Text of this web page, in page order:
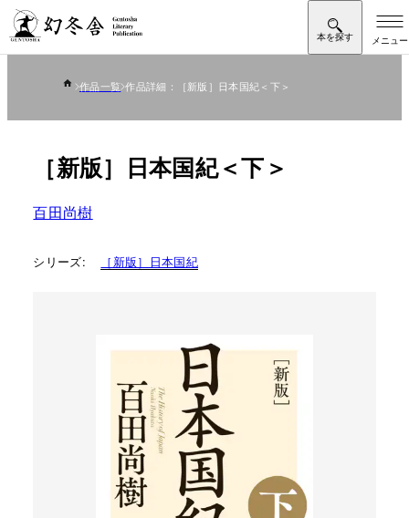
作品一覧 作品詳細：［新版］日本国紀＜下＞
［新版］日本国紀＜下＞
百田尚樹
シリーズ: ［新版］日本国紀